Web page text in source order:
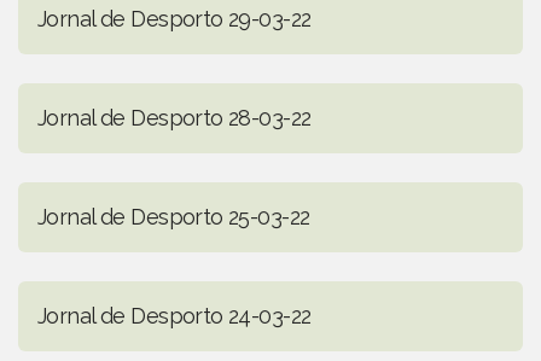
Jornal de Desporto 29-03-22
Jornal de Desporto 28-03-22
Jornal de Desporto 25-03-22
Jornal de Desporto 24-03-22